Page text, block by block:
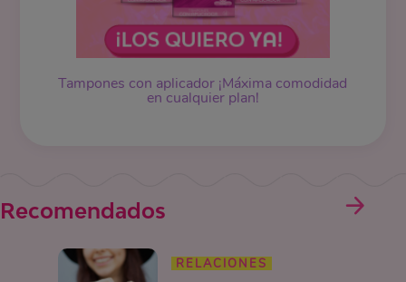
Tampones con aplicador ¡Máxima comodidad
en cualquier plan!
Recomendados
RELACIONES